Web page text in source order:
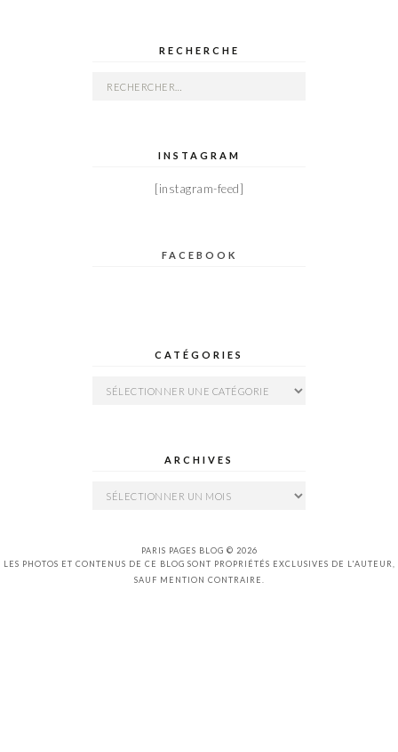
RECHERCHE
Rechercher :
INSTAGRAM
[instagram-feed]
FACEBOOK
CATÉGORIES
Catégories
ARCHIVES
Archives
PARIS PAGES BLOG © 2026
LES PHOTOS ET CONTENUS DE CE BLOG SONT PROPRIÉTÉS EXCLUSIVES DE L'AUTEUR,
SAUF MENTION CONTRAIRE.